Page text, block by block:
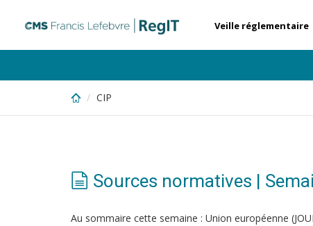
content
Veille réglementaire
CIP
Sources normatives |
Au sommaire cette semaine : Union européenne